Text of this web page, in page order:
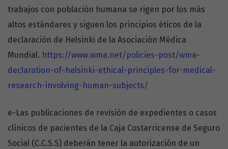
trabajos con población humana se rigen por los más
altos estándares y siguen los principios éticos de la
declaración de Helsinki de la Asociación Médica
Mundial. https://www.wma.net/policies-post/wma-
declaration-of-helsinki-ethical-principles-for-medical-
research-involving-human-subjects/
e-Las publicaciones de revisión de expedientes o casos
clínicos de pacientes de la Caja Costarricense de Seguro
Social (C.C.S.S) deberán tener la autorización de un